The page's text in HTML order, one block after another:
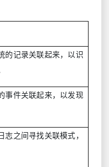
的记录关联起来，以识
事件关联起来，以发现
志之间寻找关联模式，